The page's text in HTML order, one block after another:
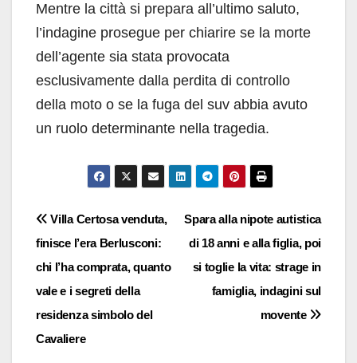
Mentre la città si prepara all’ultimo saluto,
l’indagine prosegue per chiarire se la morte
dell’agente sia stata provocata
esclusivamente dalla perdita di controllo
della moto o se la fuga del suv abbia avuto
un ruolo determinante nella tragedia.
Navigazione
articoli
Spara alla nipote autistica
di 18 anni e alla figlia, poi
si toglie la vita: strage in
famiglia, indagini sul
movente
Villa Certosa venduta,
finisce l’era Berlusconi:
chi l’ha comprata, quanto
vale e i segreti della
residenza simbolo del
Cavaliere